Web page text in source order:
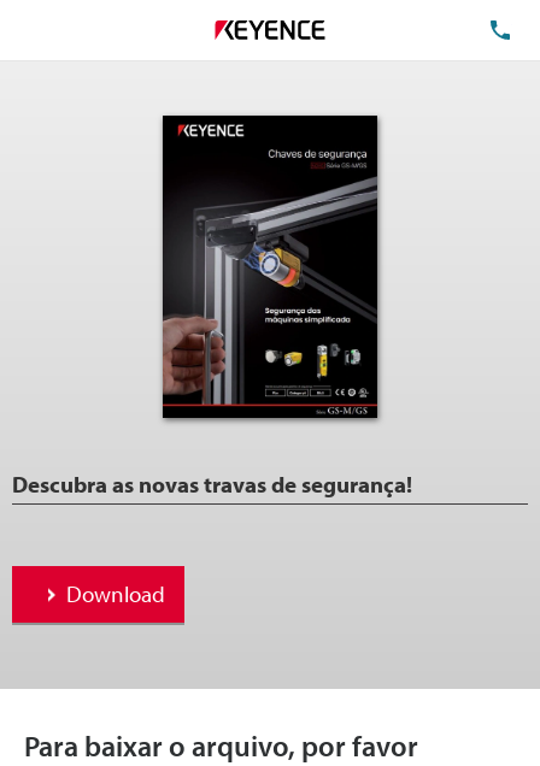
Descubra as novas travas de segurança!
Download
Para baixar o arquivo, por favor